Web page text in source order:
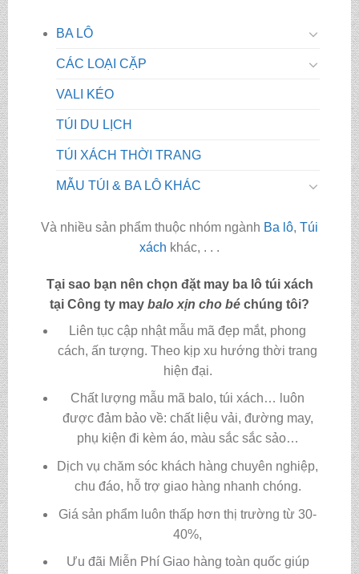
BA LÔ
CÁC LOẠI CẶP
VALI KÉO
TÚI DU LỊCH
TÚI XÁCH THỜI TRANG
MẪU TÚI & BA LÔ KHÁC
Và nhiều sản phẩm thuộc nhóm ngành Ba lô, Túi
xách khác, . . .
Tại sao bạn nên chọn đặt may ba lô túi xách
tại Công ty may balo xịn cho bé chúng tôi?
Liên tục cập nhật mẫu mã đẹp mắt, phong
cách, ấn tượng. Theo kịp xu hướng thời trang
hiện đại.
Chất lượng mẫu mã balo, túi xách…
luôn
được đảm bảo về: chất liệu vải, đường may,
phụ kiện đi kèm áo, màu sắc sắc sảo…
Dịch vụ chăm sóc khách hàng chuyên nghiệp,
chu đáo, hỗ trợ giao hàng nhanh chóng.
Giá sản phẩm luôn thấp hơn thị trường từ 30-
40%,
Ưu đãi Miễn Phí Giao hàng toàn quốc giúp